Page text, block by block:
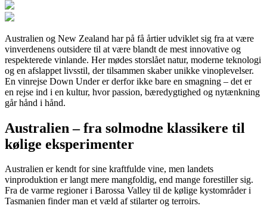
Australien og New Zealand har på få årtier udviklet sig fra at være
vinverdenens outsidere til at være blandt de mest innovative og
respekterede vinlande. Her mødes storslået natur, moderne teknologi
og en afslappet livsstil, der tilsammen skaber unikke vinoplevelser.
En vinrejse Down Under er derfor ikke bare en smagning – det er
en rejse ind i en kultur, hvor passion, bæredygtighed og nytænkning
går hånd i hånd.
Australien – fra solmodne klassikere til
kølige eksperimenter
Australien er kendt for sine kraftfulde vine, men landets
vinproduktion er langt mere mangfoldig, end mange forestiller sig.
Fra de varme regioner i Barossa Valley til de kølige kystområder i
Tasmanien finder man et væld af stilarter og terroirs.